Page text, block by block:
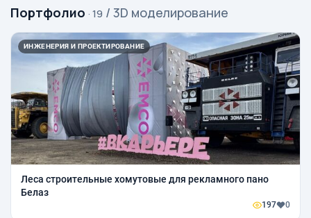
Портфолио · 19 / 3D моделирование
ИНЖЕНЕРИЯ И ПРОЕКТИРОВАНИЕ
Леса строительные хомутовые для рекламного пано
Белаз
197 0